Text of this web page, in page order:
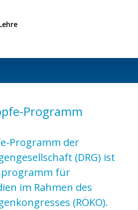
Programm
Programm der
(DRG) ist
für
im Rahmen des
(RÖKO).